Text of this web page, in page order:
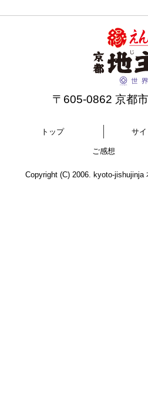
〒605-0862 京都
トップ サ
ご感想
Copyright (C) 2006. kyoto-